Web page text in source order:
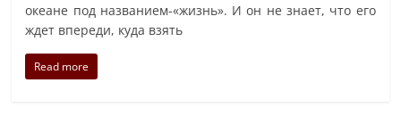
океане под названием-«жизнь». И он не знает, что его
ждет впереди, куда взять
Read more